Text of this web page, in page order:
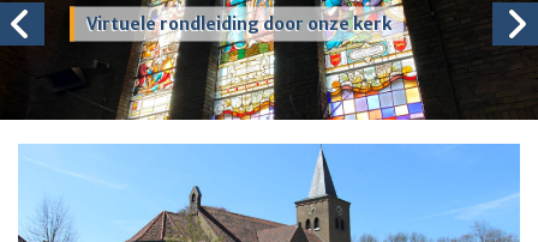
Virtuele rondleiding door onze kerk